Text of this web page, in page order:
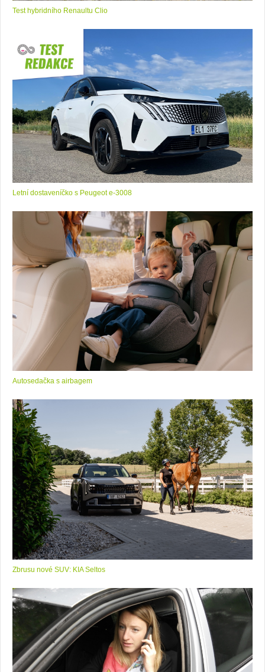
Test hybridního Renaultu Clio
Letní dostaveníčko s Peugeot e-3008
Autosedačka s airbagem
Zbrusu nové SUV: KIA Seltos